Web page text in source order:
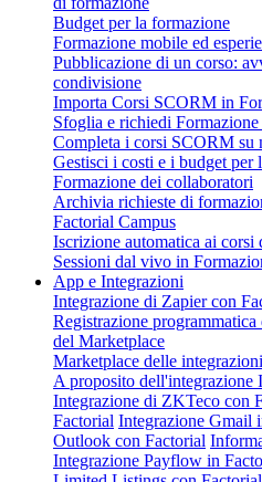
Budget per la formazione
Formazione mobile ed
Pubblicazione di un corso:
condivisione
Importa Corsi SCORM in
Sfoglia e richiedi
Completa i corsi SCORM su
Gestisci i costi e i budget per
Formazione dei collaboratori
Archivia richieste di
Factorial Campus
Iscrizione automatica ai corsi
Sessioni dal vivo in
App e Integrazioni
Integrazione di Zapier con
Registrazione
del Marketplace
Marketplace delle integrazioni
A proposito dell'integrazione
Integrazione di ZKTeco con
Factorial Integrazione Gmail
Outlook con Factorial
Integrazione Payflow in